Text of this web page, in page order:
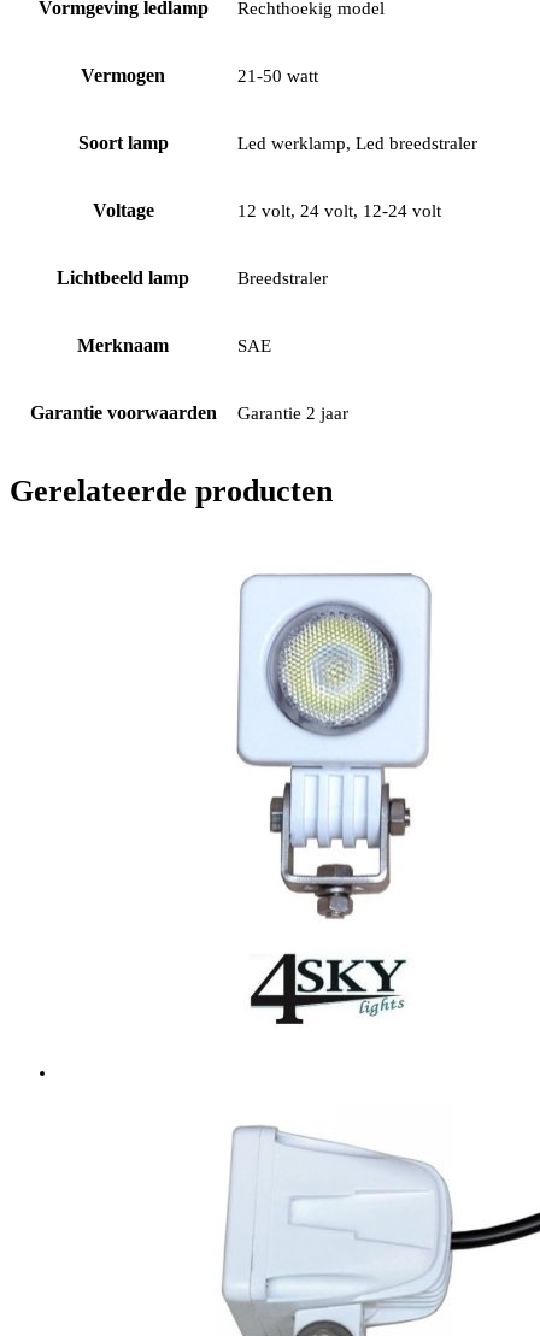
Vormgeving ledlamp Rechthoekig model
Vermogen 21-50 watt
Soort lamp Led werklamp, Led breedstraler
Voltage 12 volt, 24 volt, 12-24 volt
Lichtbeeld lamp Breedstraler
Merknaam SAE
Garantie voorwaarden Garantie 2 jaar
Gerelateerde producten